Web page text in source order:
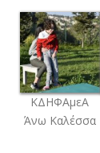
ΚΔΗΦΑμεΑ
Άνω Καλέσσα